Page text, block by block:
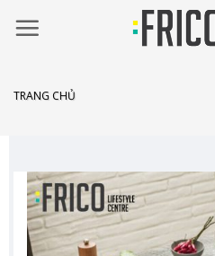
TRANG CHỦ